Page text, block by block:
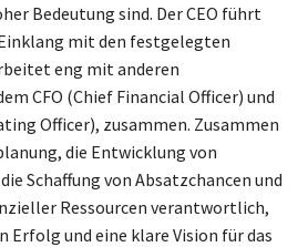
Bedeutung sind. Der CEO führt
mit den festgelegten
eng mit anderen
CFO (Chief Financial Officer) und
Officer), zusammen. Zusammen
die Entwicklung von
Schaffung von Absatzchancen und
Ressourcen verantwortlich,
Erfolg und eine klare Vision für das